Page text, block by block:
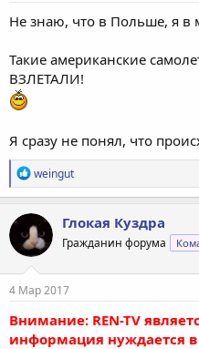
Не знаю, что в Польше, я в
Такие американские
ВЗЛЕТАЛИ!
Я сразу не понял, что
Р
е
а
к
ц
и
и
:
weingut
Глокая Куздра
Гражданин форума
4 Мар 2017
Внимание: REN-TV
информация нуждается